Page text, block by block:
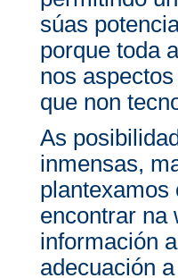
súas
porque toda
nos
que non
As
inmensas,
plantexamos
encontrar na
información
adecuación